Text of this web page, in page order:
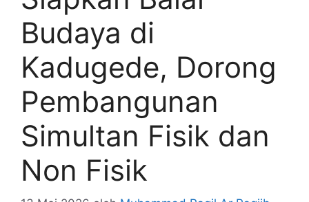
Budaya di
Kadugede, Dorong
Pembangunan
Simultan Fisik dan
Non Fisik